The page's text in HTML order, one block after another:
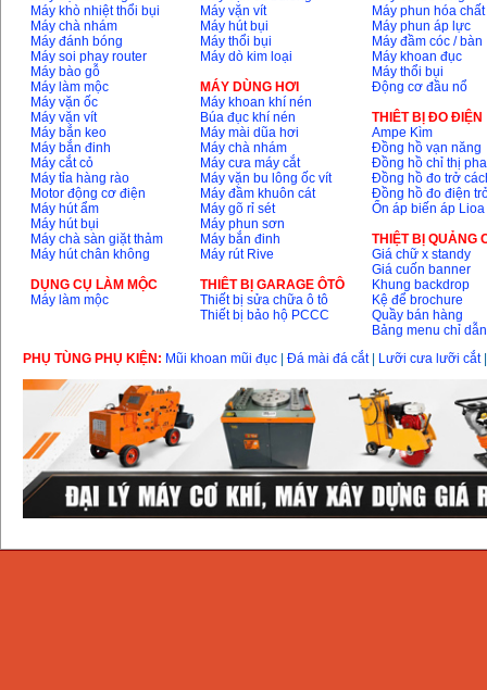
Máy khò nhiệt thổi bụi
Máy chà nhám
Máy đánh bóng
Máy soi phay router
Máy bào gỗ
Máy làm mộc
Máy vặn ốc
Máy vặn vít
Máy bắn keo
Máy bắn đinh
Máy cắt cỏ
Máy tỉa hàng rào
Motor động cơ điện
Máy hút ẩm
Máy hút bụi
Máy chà sàn giặt thảm
Máy hút chân không
DỤNG CỤ LÀM MỘC
Máy làm mộc
Máy vặn vít
Máy hút bụi
Máy thổi bụi
Máy dò kim loại
MÁY DÙNG HƠI
Máy khoan khí nén
Búa đục khí nén
Máy mài dũa hơi
Máy chà nhám
Máy cưa máy cắt
Máy vặn bu lông ốc vít
Máy đầm khuôn cát
Máy gõ rỉ sét
Máy phun sơn
Máy bắn đinh
Máy rút Rive
THIÊT BỊ GARAGE ÔTÔ
Thiết bị sửa chữa ô tô
Thiết bị bảo hộ PCCC
Máy phun hóa chất
Máy phun áp lực
Máy đầm cóc / bàn
Máy khoan đục
Máy thổi bụi
Động cơ đầu nổ
THIÊT BỊ ĐO ĐIỆN
Ampe Kìm
Đồng hồ vạn năng
Đồng hồ chỉ thị pha
Đồng hồ đo trở
Đồng hồ đo điện
Ổn áp biến áp Lioa
THIỆT BỊ QUẢNG
Giá chữ x standy
Giá cuốn banner
Khung backdrop
Kệ để brochure
Quầy bán hàng
Bảng menu chỉ dẫn
PHỤ TÙNG PHỤ KIỆN: Mũi khoan mũi đục Đá mài đá cắt| Lưỡi cưa lưỡi cắt